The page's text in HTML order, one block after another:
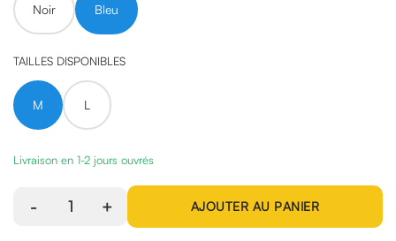
Noir Bleu
TAILLES DISPONIBLES
M L
Livraison en 1-2 jours ouvrés
- 1 + AJOUTER AU PANIER